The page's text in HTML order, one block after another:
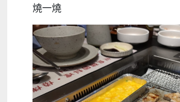
燒一燒